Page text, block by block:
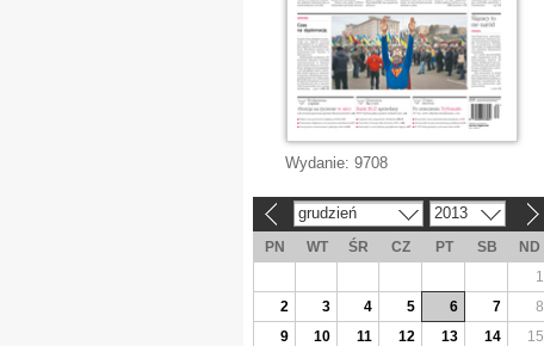
Wydanie: 9708
grudzień 2013
PN WT ŚR CZ PT SB
ND
1
2
3 4 5 6 7
8
9
10 11 12 13 14
15